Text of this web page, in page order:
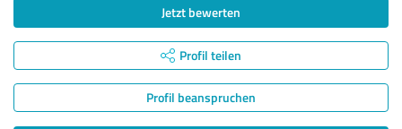
Jetzt bewerten
Profil teilen
Profil beanspruchen